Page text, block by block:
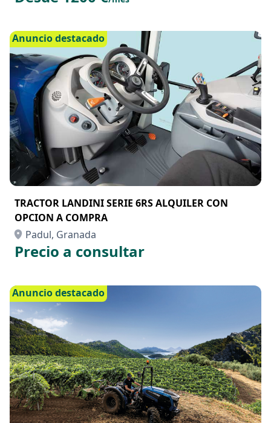
Anuncio destacado
TRACTOR LANDINI SERIE 6RS ALQUILER CON
OPCION A COMPRA
Padul, Granada
Precio a consultar
Anuncio destacado